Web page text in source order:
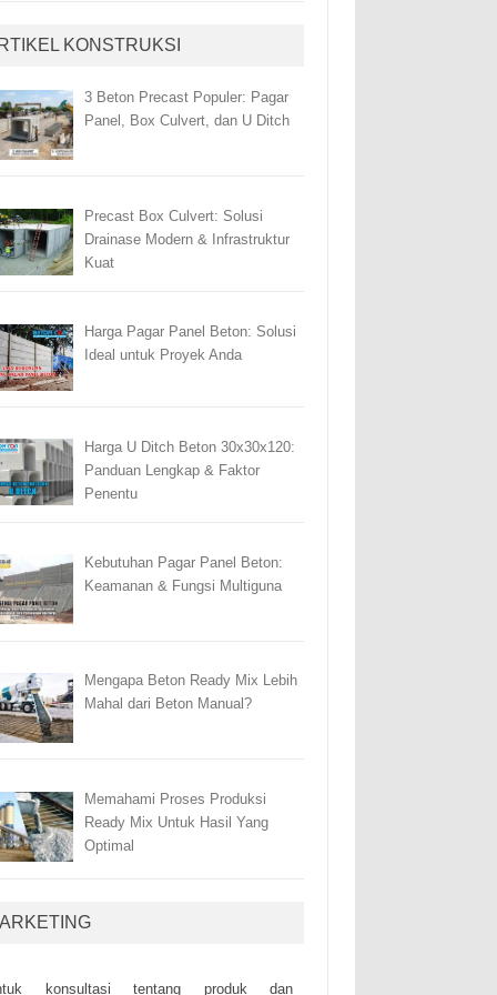
KONSTRUKSI
3 Beton Precast Populer: Pagar
Panel, Box Culvert, dan U Ditch
Precast Box Culvert: Solusi
Drainase Modern & Infrastruktur
Kuat
Harga Pagar Panel Beton: Solusi
Ideal untuk Proyek Anda
Harga U Ditch Beton 30x30x120:
Panduan Lengkap & Faktor
Penentu
Kebutuhan Pagar Panel Beton:
Keamanan & Fungsi Multiguna
Mengapa Beton Ready Mix Lebih
Mahal dari Beton Manual?
Memahami Proses Produksi
Ready Mix Untuk Hasil Yang
Optimal
kоnsultаsі tеntаng рrоduk dаn